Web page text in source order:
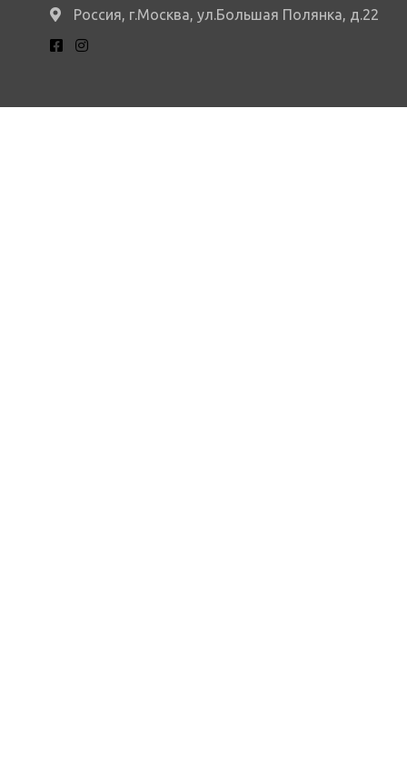
Россия, г.Москва, ул.Большая Полянка, д.22